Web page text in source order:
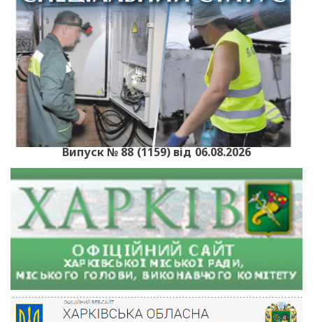
Випуск № 88 (1159) від 06.08.2026